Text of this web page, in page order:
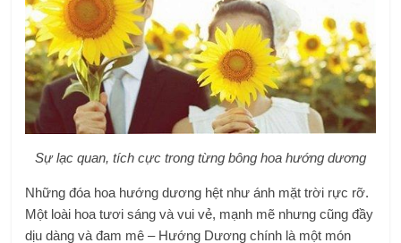
Sự lạc quan, tích cực trong từng bông hoa hướng dương
Những đóa hoa hướng dương hệt như ánh mặt trời rực rỡ.
Một loài hoa tươi sáng và vui vẻ, mạnh mẽ nhưng cũng đầy
dịu dàng và đam mê – Hướng Dương chính là một món